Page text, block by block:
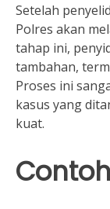
Setelah
Polres akan
tahap ini,
tambahan,
Proses ini
kasus yang
kuat.